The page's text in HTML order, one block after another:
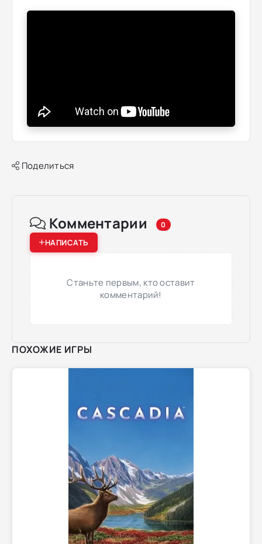
Поделиться
Комментарии 0
НАПИСАТЬ
Станьте первым, кто оставит
комментарий!
ПОХОЖИЕ ИГРЫ